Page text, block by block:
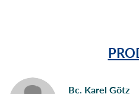
Bc. Karel Götz